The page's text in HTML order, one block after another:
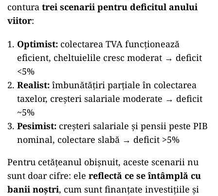
contura trei scenarii pentru deficitul anului
viitor:
Optimist: colectarea TVA funcționează
eficient, cheltuielile cresc moderat → deficit
<5%
Realist: îmbunătățiri parțiale în colectarea
taxelor, creșteri salariale moderate → deficit
~5%
Pesimist: creșteri salariale și pensii peste PIB
nominal, colectare slabă → deficit >5%
Pentru cetățeanul obișnuit, aceste scenarii nu
sunt doar cifre: ele reflectă ce se întâmplă cu
banii noștri, cum sunt finanțate investițiile și